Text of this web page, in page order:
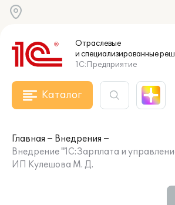
Отраслевые
и специализированные
1С:Предприятие
Каталог
Главная
Внедрения
Внедрение "1С:Зарплата и
ИП Кулешова М. Д.